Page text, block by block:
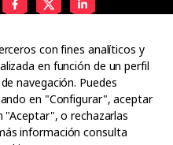
con fines analíticos y
en función de un perfil
navegación. Puedes
en "Configurar", aceptar
"Aceptar", o rechazarlas
información consulta